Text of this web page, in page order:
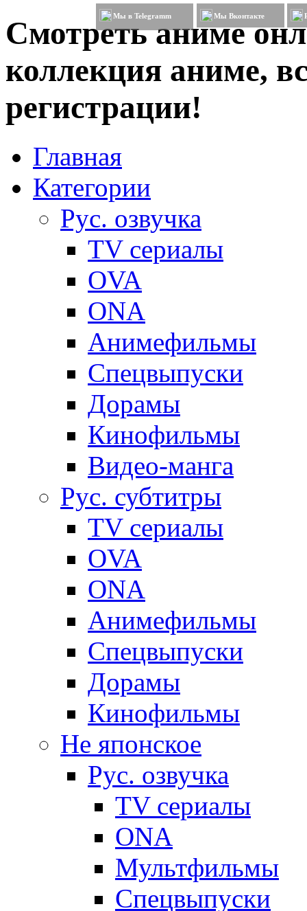
Смотреть аниме
коллекция аниме,
регистрации!
Мы в Telegramm Мы Вконтакте
Главная
Категории
Рус. озвучка
TV сериалы
OVA
ONA
Анимефильмы
Спецвыпуски
Дорамы
Кинофильмы
Видео-манга
Рус. субтитры
TV сериалы
OVA
ONA
Анимефильмы
Спецвыпуски
Дорамы
Кинофильмы
Не японское
Рус. озвучка
TV сериалы
ONA
Мультфильмы
Спецвыпуски